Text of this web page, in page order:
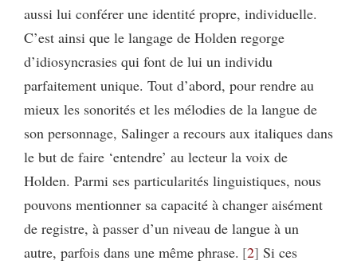
aussi lui conférer une identité propre, individuelle.
C’est ainsi que le langage de Holden regorge
d’idiosyncrasies qui font de lui un individu
parfaitement unique. Tout d’abord, pour rendre au
mieux les sonorités et les mélodies de la langue de
son personnage, Salinger a recours aux italiques dans
le but de faire ‘entendre’ au lecteur la voix de
Holden. Parmi ses particularités linguistiques, nous
pouvons mentionner sa capacité à changer aisément
de registre, à passer d’un niveau de langue à un
autre, parfois dans une même phrase. 2 Si ces